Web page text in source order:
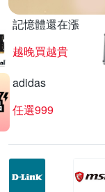
記憶體還在漲
越晚買越貴
adidas
任選999